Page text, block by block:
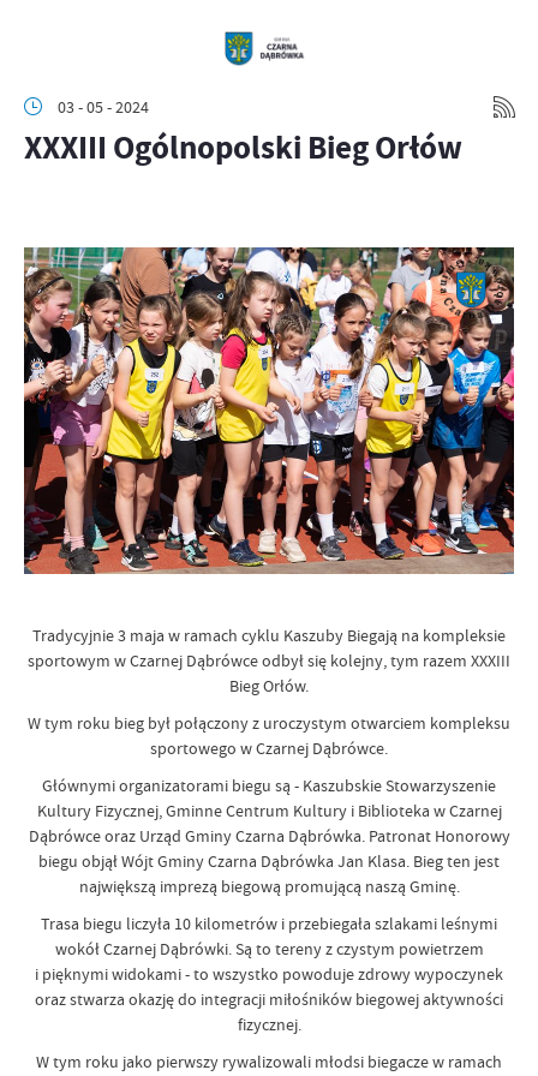
03 - 05 - 2024
XXXIII Ogólnopolski Bieg Orłów
Tradycyjnie 3 maja w ramach cyklu Kaszuby Biegają na kompleksie
sportowym w Czarnej Dąbrówce odbył się kolejny, tym razem XXXIII
Bieg Orłów.
W tym roku bieg był połączony z uroczystym otwarciem kompleksu
sportowego w Czarnej Dąbrówce.
Głównymi organizatorami biegu są - Kaszubskie Stowarzyszenie
Kultury Fizycznej, Gminne Centrum Kultury i Biblioteka w Czarnej
Dąbrówce oraz Urząd Gminy Czarna Dąbrówka. Patronat Honorowy
biegu objął Wójt Gminy Czarna Dąbrówka Jan Klasa. Bieg ten jest
największą imprezą biegową promującą naszą Gminę.
Trasa biegu liczyła 10 kilometrów i przebiegała szlakami leśnymi
wokół Czarnej Dąbrówki. Są to tereny z czystym powietrzem
i pięknymi widokami - to wszystko powoduje zdrowy wypoczynek
oraz stwarza okazję do integracji miłośników biegowej aktywności
fizycznej.
W tym roku jako pierwszy rywalizowali młodsi biegacze w ramach